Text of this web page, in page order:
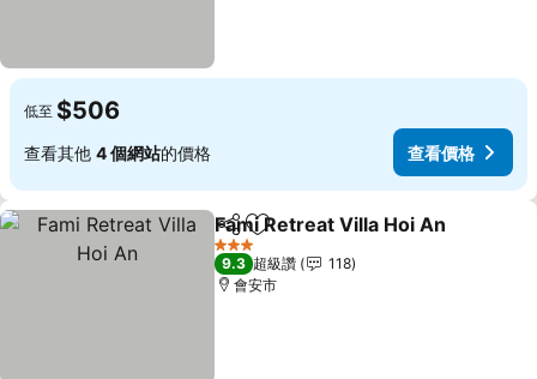
低至 $506
查看其他 4 個網站的價格 查看價格
分享 加入我的最愛
Fami Retreat Villa Hoi An
3 星級
9.3 超級讚
118
會安市